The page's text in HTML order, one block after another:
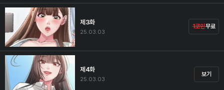
제3화
25.03.03
1코인무료
제4화
25.03.03
보기